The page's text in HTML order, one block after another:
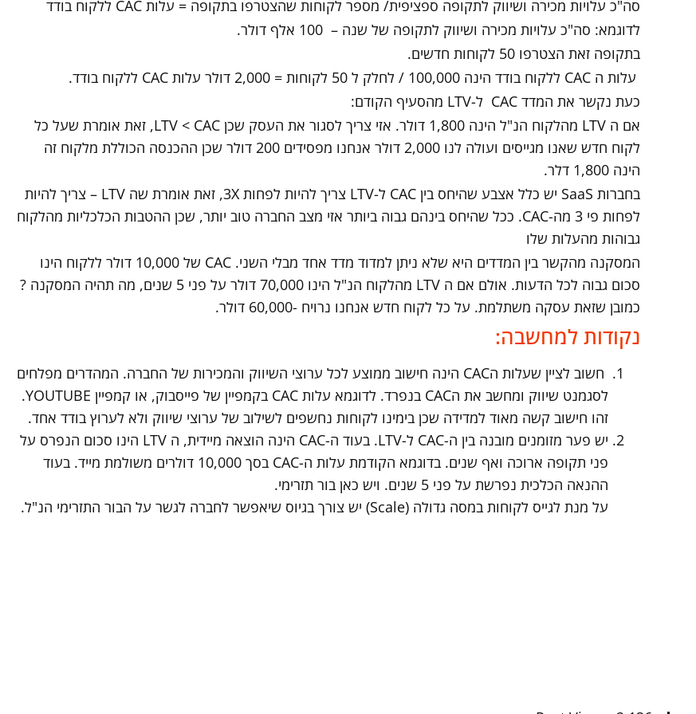
סה"כ עלויות מכירה ושיווק לתקופה ספציפית/ מספר לקוחות שהצטרפו בתקופה = עלות CAC ללקוח בודד
לדוגמא: סה"כ עלויות מכירה ושיווק לתקופה של שנה – 100 אלף דולר.
בתקופה זאת הצטרפו 50 לקוחות חדשים.
עלות ה CAC ללקוח בודד הינה 100,000 / לחלק ל 50 לקוחות = 2,000 דולר עלות CAC ללקוח בודד.
כעת נקשר את המדד CAC ל-LTV מהסעיף הקודם:
אם ה LTV מהלקוח הנ"ל הינה 1,800 דולר. אזי צריך לסגור את העסק שכן LTV < CAC, זאת אומרת שעל כל
לקוח חדש שאנו מגייסים ועולה לנו 2,000 דולר אנחנו מפסידים 200 דולר שכן ההכנסה הכוללת מלקוח זה
הינה 1,800 דלר.
בחברות SaaS יש כלל אצבע שהיחס בין CAC ל-LTV צריך להיות לפחות 3X, זאת אומרת שה LTV – צריך להיות
לפחות פי 3 מה-CAC. ככל שהיחס בינהם גבוה ביותר אזי מצב החברה טוב יותר, שכן ההטבות הכלכליות מהלקוח
גבוהות מהעלות שלו
המסקנה מהקשר בין המדדים היא שלא ניתן למדוד מדד אחד מבלי השני. CAC של 10,000 דולר ללקוח הינו
סכום גבוה לכל הדעות. אולם אם ה LTV מהלקוח הנ"ל הינו 70,000 דולר על פני 5 שנים, מה תהיה המסקנה ?
כמובן שזאת עסקה משתלמת. על כל לקוח חדש אנחנו נרויח -60,000 דולר.
נקודות למחשבה:
חשוב לציין שעלות הCAC הינה חישוב ממוצע לכל ערוצי השיווק והמכירות של החברה. המהדרים מפלחים
לסגמנט שיווק ומחשב את הCAC בנפרד. לדוגמא עלות CAC בקמפיין של פייסבוק, או קמפיין YOUTUBE.
זהו חישוב קשה מאוד למדידה שכן בימינו לקוחות נחשפים לשילוב של ערוצי שיווק ולא לערוץ בודד אחד.
יש פער מזומנים מובנה בין ה-CAC ל-LTV. בעוד ה-CAC הינה הוצאה מיידית, ה LTV הינו סכום הנפרס על
פני תקופה ארוכה ואף שנים. בדוגמא הקודמת עלות ה-CAC בסך 10,000 דולרים משולמת מייד. בעוד
ההנאה הכלכית נפרשת על פני 5 שנים. ויש כאן בור תזרימי.
על מנת לגייס לקוחות במסה גדולה (Scale) יש צורך בגיוס שיאפשר לחברה לגשר על הבור התזרימי הנ"ל.